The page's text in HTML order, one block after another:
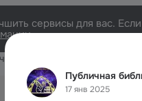
Публичная
17 янв 2025
сервисы для вас.
им. Тана-Богораза